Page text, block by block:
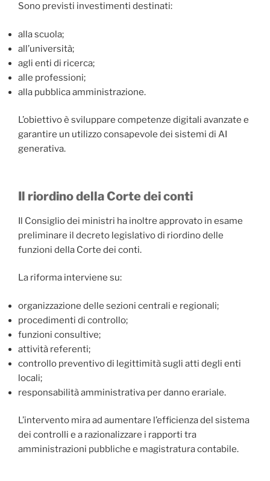
Sono previsti investimenti destinati:
alla scuola;
all’università;
agli enti di ricerca;
alle professioni;
alla pubblica amministrazione.
L’obiettivo è sviluppare competenze digitali avanzate e
garantire un utilizzo consapevole dei sistemi di AI
generativa.
Il riordino della Corte dei conti
Il Consiglio dei ministri ha inoltre approvato in esame
preliminare il decreto legislativo di riordino delle
funzioni della Corte dei conti.
La riforma interviene su:
organizzazione delle sezioni centrali e regionali;
procedimenti di controllo;
funzioni consultive;
attività referenti;
controllo preventivo di legittimità sugli atti degli enti
locali;
responsabilità amministrativa per danno erariale.
L’intervento mira ad aumentare l’efficienza del sistema
dei controlli e a razionalizzare i rapporti tra
amministrazioni pubbliche e magistratura contabile.